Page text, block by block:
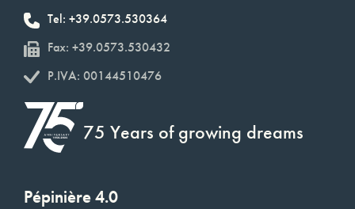
Tel: +39.0573.530364
Fax: +39.0573.530432
P.IVA: 00144510476
75 Years of growing dreams
Pépinière 4.0